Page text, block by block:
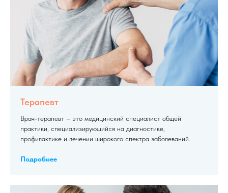
Терапевт
Врач-терапевт – это медицинский специалист общей
практики, специализирующийся на диагностике,
профилактике и лечении широкого спектра заболеваний.
Подробнее